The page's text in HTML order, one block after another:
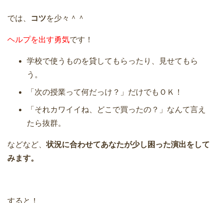
では、 コツを少々＾＾
ヘルプを出す勇気です！
学校で使うものを貸してもらったり、見せてもら
う。
「次の授業って何だっけ？」だけでもＯＫ！
「それカワイイね、どこで買ったの？」なんて言え
たら抜群。
などなど、状況に合わせてあなたが少し困った演出をして
みます。
すると！